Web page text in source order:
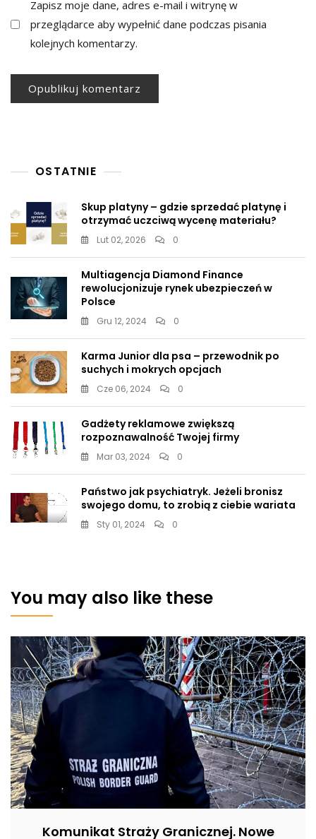
Zapisz moje dane, adres e-mail i witrynę w
przeglądarce aby wypełnić dane podczas pisania
kolejnych komentarzy.
OSTATNIE
Skup platyny – gdzie sprzedać platynę i
otrzymać uczciwą wycenę materiału?
Lut 02, 2026 0
Multiagencja Diamond Finance
rewolucjonizuje rynek ubezpieczeń w
Polsce
Gru 12, 2024 0
Karma Junior dla psa – przewodnik po
suchych i mokrych opcjach
Cze 06, 2024 0
Gadżety reklamowe zwiększą
rozpoznawalność Twojej firmy
Mar 03, 2024 0
Państwo jak psychiatryk. Jeżeli bronisz
swojego domu, to zrobią z ciebie wariata
Sty 01, 2024 0
You may also like these
Komunikat Straży Granicznej. Nowe